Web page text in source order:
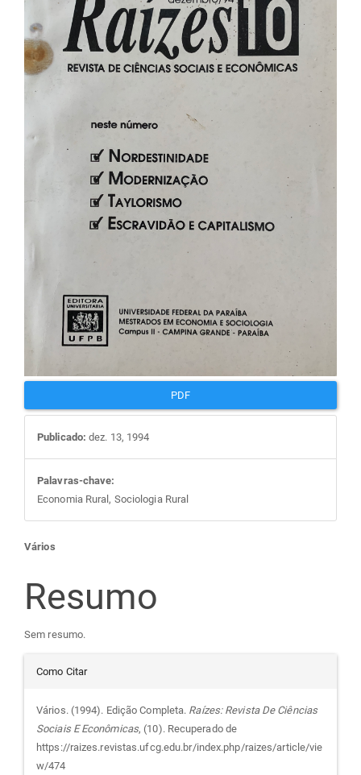
de
artigos
PDF
Publicado: dez. 13, 1994
Palavras-chave:
Economia Rural, Sociologia Rural
Conteúdo
do
artigo
principal
Vários
Resumo
Sem resumo.
Detalhes
do
artigo
Como Citar
Vários. (1994). Edição Completa. Raízes: Revista De Ciências
Sociais E Econômicas, (10). Recuperado de
https://raizes.revistas.ufcg.edu.br/index.php/raizes/article/vie
w/474